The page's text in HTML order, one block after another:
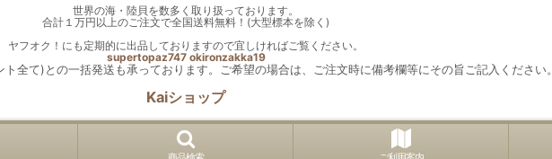
世界の海・陸貝を数多く取り扱っております。
合計１万円以上のご注文で全国送料無料！(大型標本を除く)
ヤフオク！にも定期的に出品しておりますので宜しければご覧ください。
supertopaz747 okironzakka19
全て)との一括発送も承っております。ご希望の場合は、ご注文時に備考欄等にその旨ご記入ください。
Kaiショップ